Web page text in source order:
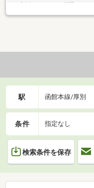
り生活のしやすい間取りです
駅 函館本線/厚別
条件 指定なし
検索条件を保存